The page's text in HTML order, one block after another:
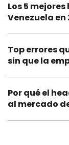
Los 5
Venezuela en
Top errores
sin que la
Por qué el
al mercado